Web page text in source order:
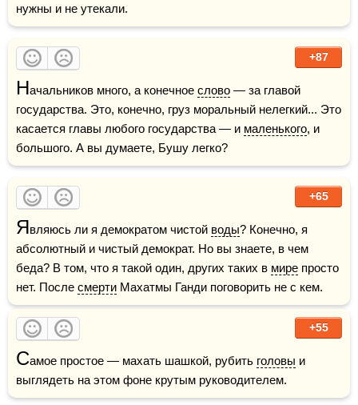
нужны и не утекали.
+87
Начальников много, а конечное слово — за главой
государства. Это, конечно, груз моральный нелегкий... Это
касается главы любого государства — и маленького, и
большого. А вы думаете, Бушу легко?
+65
Являюсь ли я демократом чистой воды? Конечно, я
абсолютный и чистый демократ. Но вы знаете, в чем
беда? В том, что я такой один, других таких в мире просто
нет. После смерти Махатмы Ганди поговорить не с кем.
+55
Самое простое — махать шашкой, рубить головы и
выглядеть на этом фоне крутым руководителем.